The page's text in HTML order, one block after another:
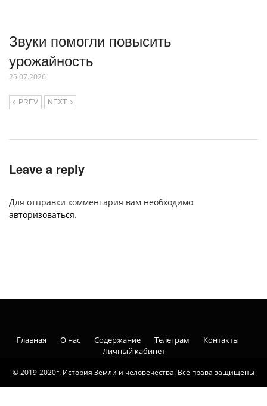
Звуки помогли повысить
урожайность
25.07.2026
PREV NEXT
Leave a reply
Для отправки комментария вам необходимо
авторизоваться.
© 2019-2020г. История Земли и человечества. Все права защищены
Главная О нас Содержание Телеграм
Контакты
Личный кабинет